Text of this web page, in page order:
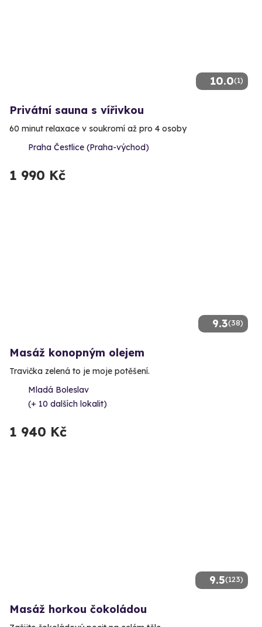
10.0(1)
Privátní sauna s vířivkou
60 minut relaxace v soukromí až pro 4 osoby
Praha Čestlice (Praha-východ)
1 990 Kč
9.3(38)
Masáž konopným olejem
Travička zelená to je moje potěšení.
Mladá Boleslav
(+ 10 dalších lokalit)
1 940 Kč
9.5(123)
Masáž horkou čokoládou